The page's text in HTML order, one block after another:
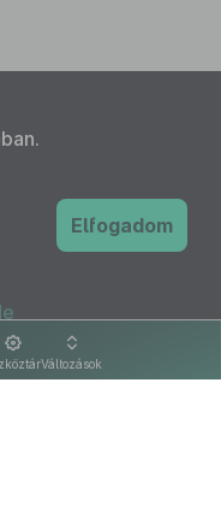
Változások
Elfogadom